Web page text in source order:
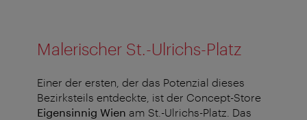
Malerischer St.-Ulrichs-Platz
Einer der ersten, der das Potenzial dieses
Bezirksteils entdeckte, ist der Concept-Store
Eigensinnig Wien am St.-Ulrichs-Platz. Das